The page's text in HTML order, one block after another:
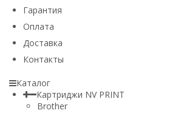
Гарантия
Оплата
Доставка
Контакты
Каталог
Картриджи NV PRINT
Brother